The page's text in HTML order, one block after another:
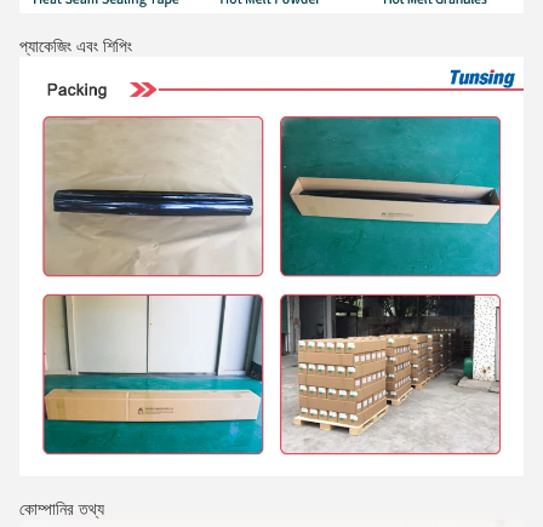
প্যাকেজিং এবং শিপিং
কোম্পানির তথ্য